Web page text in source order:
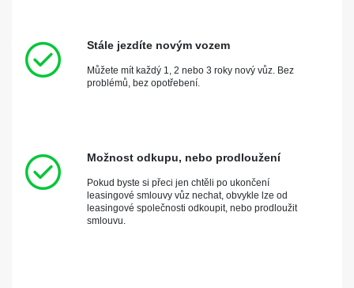
Stále jezdíte novým vozem
Můžete mít každý 1, 2 nebo 3 roky nový vůz. Bez
problémů, bez opotřebení.
Možnost odkupu, nebo prodloužení
Pokud byste si přeci jen chtěli po ukončení
leasingové smlouvy vůz nechat, obvykle lze od
leasingové společnosti odkoupit, nebo prodloužit
smlouvu.